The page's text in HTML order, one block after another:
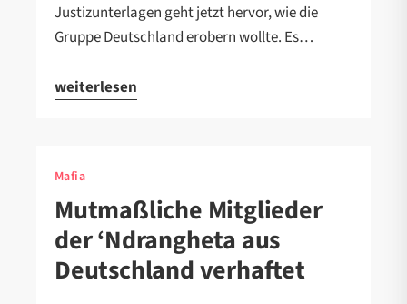
Justizunterlagen geht jetzt hervor, wie die
Gruppe Deutschland erobern wollte. Es…
weiterlesen
Mafia
Mutmaßliche Mitglieder
der ‘Ndrangheta aus
Deutschland verhaftet